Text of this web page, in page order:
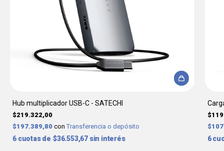
Hub multiplicador USB-C - SATECHI
$219.322,00
$197.389,80 con Transferencia o depósito
6 $36.553,67 sin interés 6